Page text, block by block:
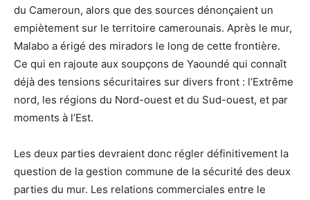
du Cameroun, alors que des sources dénonçaient un
empiètement sur le territoire camerounais. Après le mur,
Malabo a érigé des miradors le long de cette frontière.
Ce qui en rajoute aux soupçons de Yaoundé qui connaît
déjà des tensions sécuritaires sur divers front : l’Extrême
nord, les régions du Nord-ouest et du Sud-ouest, et par
moments à l’Est.
Les deux parties devraient donc régler définitivement la
question de la gestion commune de la sécurité des deux
parties du mur. Les relations commerciales entre le